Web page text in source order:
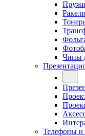
Ракели
Чипы
Телефоны и